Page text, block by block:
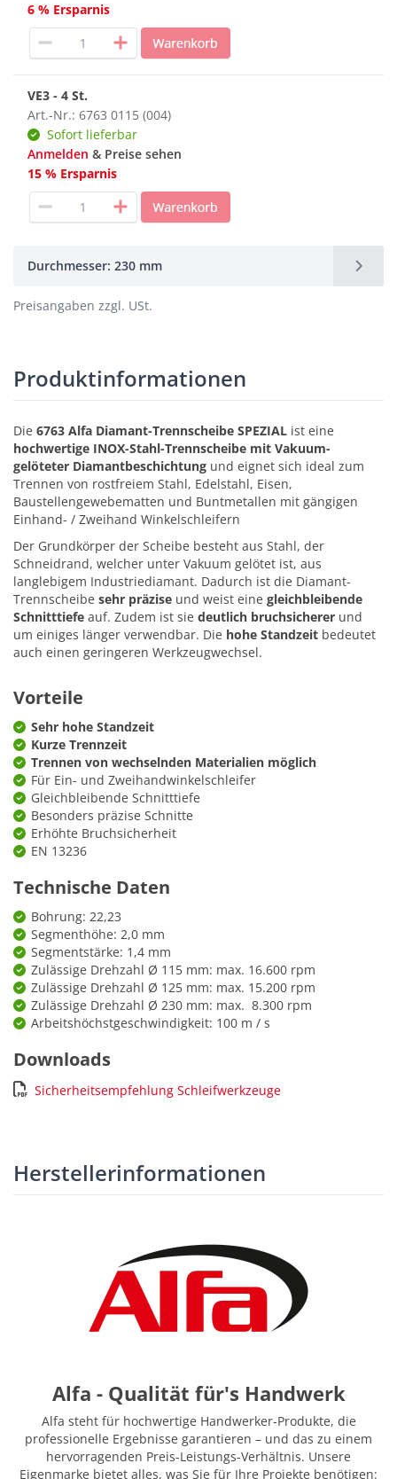
6 % Ersparnis
VE3 - 4 St.
Art.-Nr.: 6763 0115 (004)
Sofort lieferbar
Anmelden & Preise sehen
15 % Ersparnis
Durchmesser: 230 mm
Preisangaben zzgl. USt.
Produktinformationen
Die 6763 Alfa Diamant-Trennscheibe SPEZIAL ist eine
hochwertige INOX-Stahl-Trennscheibe mit Vakuum-
gelöteter Diamantbeschichtung und eignet sich ideal zum
Trennen von rostfreiem Stahl, Edelstahl, Eisen,
Baustellengewebematten und Buntmetallen mit gängigen
Einhand- / Zweihand Winkelschleifern
Der Grundkörper der Scheibe besteht aus Stahl, der
Schneidrand, welcher unter Vakuum gelötet ist, aus
langlebigem Industriediamant. Dadurch ist die Diamant-
Trennscheibe sehr präzise und weist eine gleichbleibende
Schnitttiefe auf. Zudem ist sie deutlich bruchsicherer und
um einiges länger verwendbar. Die hohe Standzeit bedeutet
auch einen geringeren Werkzeugwechsel.
Vorteile
Sehr hohe Standzeit
Kurze Trennzeit
Trennen von wechselnden Materialien möglich
Für Ein- und Zweihandwinkelschleifer
Gleichbleibende Schnitttiefe
Besonders präzise Schnitte
Erhöhte Bruchsicherheit
EN 13236
Technische Daten
Bohrung: 22,23
Segmenthöhe: 2,0 mm
Segmentstärke: 1,4 mm
Zulässige Drehzahl Ø 115 mm: max. 16.600 rpm
Zulässige Drehzahl Ø 125 mm: max. 15.200 rpm
Zulässige Drehzahl Ø 230 mm: max. 8.300 rpm
Arbeitshöchstgeschwindigkeit: 100 m / s
Downloads
Sicherheitsempfehlung Schleifwerkzeuge
Herstellerinformationen
Alfa - Qualität für's Handwerk
Alfa steht für hochwertige Handwerker-Produkte, die
professionelle Ergebnisse garantieren – und das zu einem
hervorragenden Preis-Leistungs-Verhältnis. Unsere
Eigenmarke bietet alles, was Sie für Ihre Projekte benötigen: